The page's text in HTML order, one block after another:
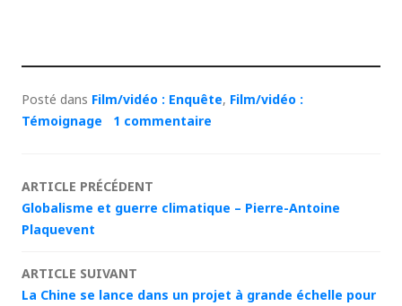
Posté dans Film/vidéo : Enquête, Film/vidéo :
Témoignage
1 commentaire
Navigation
des
articles
ARTICLE PRÉCÉDENT
Globalisme et guerre climatique – Pierre-Antoine
Plaquevent
ARTICLE SUIVANT
La Chine se lance dans un projet à grande échelle pour